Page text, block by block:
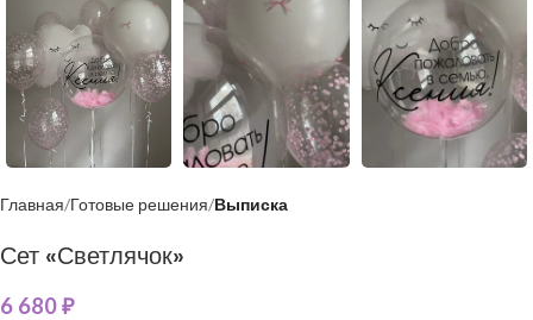
Главная Готовые решения Выписка
Сет «Светлячок»
6 680₽